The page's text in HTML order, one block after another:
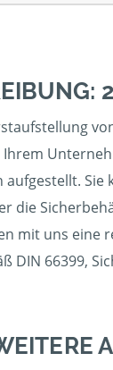
die
mit uns eine
DIN 66399,